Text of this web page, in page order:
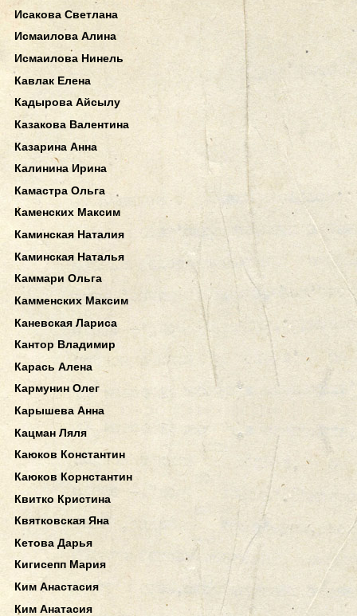
Исакова Светлана
Исмаилова Алина
Исмаилова Нинель
Кавлак Елена
Кадырова Айсылу
Казакова Валентина
Казарина Анна
Калинина Ирина
Камастра Ольга
Каменских Максим
Каминская Наталия
Каминская Наталья
Каммари Ольга
Камменских Максим
Каневская Лариса
Кантор Владимир
Карась Алена
Кармунин Олег
Карышева Анна
Кацман Ляля
Каюков Константин
Каюков Корнстантин
Квитко Кристина
Квятковская Яна
Кетова Дарья
Кигисепп Мария
Ким Анастасия
Ким Анатасия